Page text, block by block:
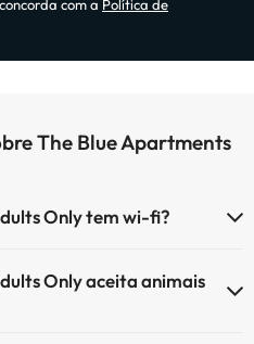
com a Política de
The Blue Apartments
Only tem wi-fi?
Only aceita animais